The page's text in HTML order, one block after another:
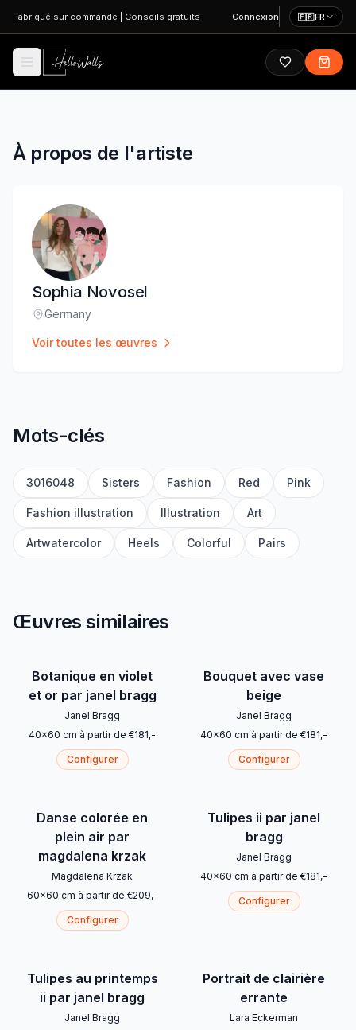
Aller au contenu principal
Fabriqué sur commande Conseils gratuits Connexion 🇫🇷FR
À propos de l'artiste
Sophia Novosel
Lieu:
Germany
Voir toutes les œuvres
Mots-clés
3016048 Sisters Fashion Red Pink
Fashion illustration Illustration Art
Artwatercolor Heels Colorful Pairs
Œuvres similaires
Botanique en violet
et or par janel bragg
Janel Bragg
40x60 cm à partir de €181,-
Configurer
Bouquet avec vase
beige
Janel Bragg
40x60 cm à partir de €181,-
Configurer
Danse colorée en
plein air par
magdalena krzak
Magdalena Krzak
60x60 cm à partir de €209,-
Configurer
Tulipes ii par janel
bragg
Janel Bragg
40x60 cm à partir de €181,-
Configurer
Tulipes au printemps
ii par janel bragg
Janel Bragg
Portrait de clairière
errante
Lara Eckerman